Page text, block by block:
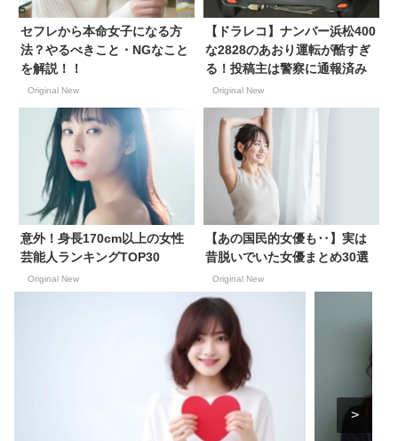
セフレから本命女子になる方
法？やるべきこと・NGなこと
を解説！！
Original New
【ドラレコ】ナンバー浜松400
な2828のあおり運転が酷すぎ
る！投稿主は警察に通報済み
Original New
意外！身長170cm以上の女性
芸能人ランキングTOP30
Original New
【あの国民的女優も‥】実は
昔脱いでいた女優まとめ30選
Original New